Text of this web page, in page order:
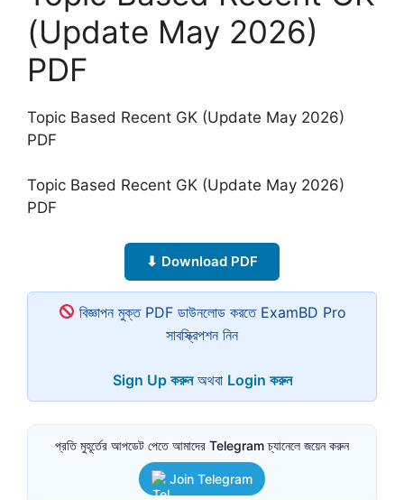
(Update May 2026)
PDF
Topic Based Recent GK (Update May 2026)
PDF
Topic Based Recent GK (Update May 2026)
PDF
⬇ Download PDF
বিজ্ঞাপন মুক্ত PDF ডাউনলোড করতে ExamBD Pro
সাবস্ক্রিপশন নিন
Sign Up করুনঅথবা Login করুন
প্রতি মুহূর্তের আপডেট পেতে আমাদের Telegram চ্যানেলে জয়েন করুন
Join Telegram